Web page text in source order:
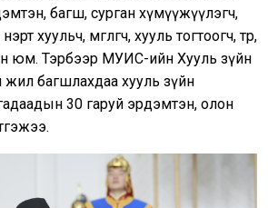
багш, сурган хүмүүжүүлэгч,
хуульч, өмгөөлөгч, хууль тогтоогч, төр,
юм. Тэрбээр МУИС-ийн Хууль зүйн
жил багшлахдаа хууль зүйн
30 гаруй эрдэмтэн, олон